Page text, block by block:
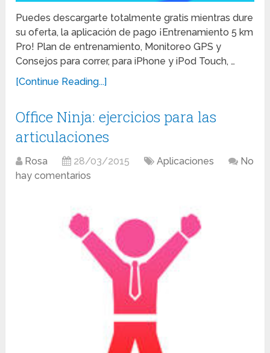
Puedes descargarte totalmente gratis mientras dure
su oferta, la aplicación de pago ¡Entrenamiento 5 km
Pro! Plan de entrenamiento, Monitoreo GPS y
Consejos para correr, para iPhone y iPod Touch, …
[Continue Reading...]
Office Ninja: ejercicios para las
articulaciones
Rosa 28/03/2015 Aplicaciones
No
hay comentarios